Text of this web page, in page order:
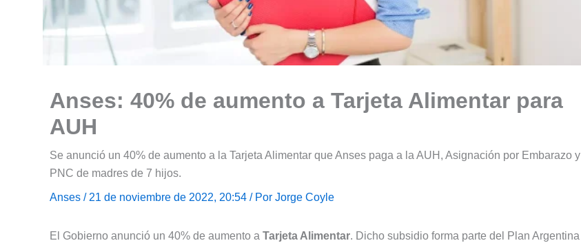
Anses: 40% de aumento a Tarjeta Alimentar para
AUH
Se anunció un 40% de aumento a la Tarjeta Alimentar que Anses paga a la AUH, Asignación por Embarazo y
PNC de madres de 7 hijos.
Anses / 21 de noviembre de 2022, 20:54 / Por Jorge Coyle
El Gobierno anunció un 40% de aumento a Tarjeta Alimentar. Dicho subsidio forma parte del Plan Argentina